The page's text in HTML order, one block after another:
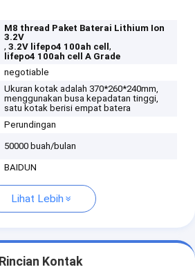
M8 thread Paket Baterai Lithium Ion
3.2V
,3.2V lifepo4 100ah cell,
lifepo4 100ah cell A Grade
negotiable
Ukuran kotak adalah 370*260*240mm,
menggunakan busa kepadatan tinggi,
satu kotak berisi empat batera
Perundingan
50000 buah/bulan
BAIDUN
Lihat Lebih
Rincian Kontak